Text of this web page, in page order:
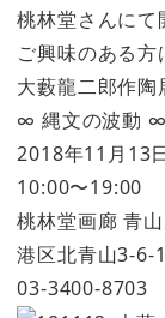
桃林堂さんにて
ご興味のある方
大藪龍二郎作陶
∞ 縄文の波動 ∞
2018年11月13
10:00〜19:00
桃林堂画廊 青
港区北青山3-6-
03-3400-8703